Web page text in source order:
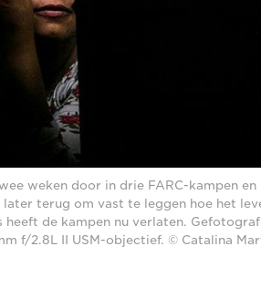
weken door in drie FARC-kampen en
later terug om vast te leggen hoe het
de kampen nu verlaten.
f/2.8L II USM-objectief. © Catalina